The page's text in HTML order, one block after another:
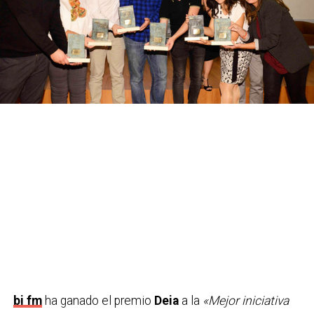
esta actividad será parte del documental“El gusto es
mío”
centrado en el Derecho Humano a la
Alimentación. La Feria de Comercio Justo de Bilbao
se celebrará del 14 al 16 de noviembre con un
programa que abarca desde obras de teatro a pie de
bi fmha ganado el premio Deia a la «Mejor iniciativa